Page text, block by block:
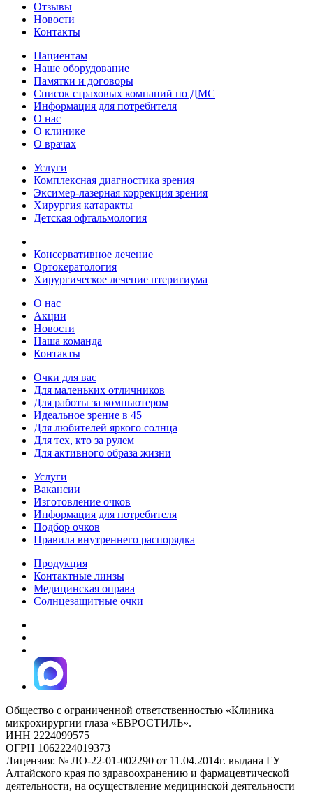
Отзывы
Новости
Контакты
Пациентам
Наше оборудование
Памятки и договоры
Список страховых компаний по ДМС
Информация для потребителя
О нас
О клинике
О врачах
Услуги
Комплексная диагностика зрения
Эксимер-лазерная коррекция зрения
Хирургия катаракты
Детская офтальмология
Консервативное лечение
Ортокератология
Хирургическое лечение птеригиума
О нас
Акции
Новости
Наша команда
Контакты
Очки для вас
Для маленьких отличников
Для работы за компьютером
Идеальное зрение в 45+
Для любителей яркого солнца
Для тех, кто за рулем
Для активного образа жизни
Услуги
Вакансии
Изготовление очков
Информация для потребителя
Подбор очков
Правила внутреннего распорядка
Продукция
Контактные линзы
Медицинская оправа
Солнцезащитные очки
Общество с ограниченной ответственностью «Клиника
микрохирургии глаза «ЕВРОСТИЛЬ».
ИНН 2224099575
ОГРН 1062224019373
Лицензия: № ЛО-22-01-002290 от 11.04.2014г. выдана ГУ
Алтайского края по здравоохранению и фармацевтической
деятельности, на осуществление медицинской деятельности